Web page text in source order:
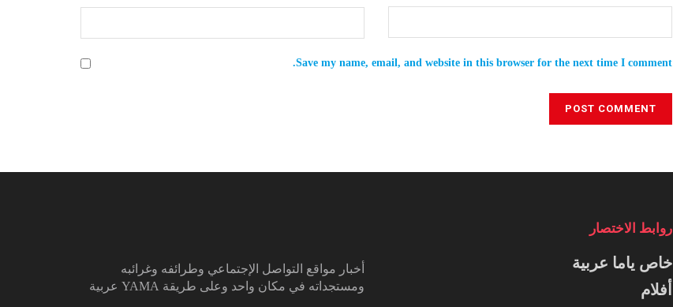
Save my name, email, and website in this browser for the next time I comment.
أخبار مواقع التواصل الإجتماعي وطرائفه وغرائبه
ومستجداته في مكان واحد وعلى طريقة YAMA عربية
روابط الاختصار
خاص ياما عربية
أفلام